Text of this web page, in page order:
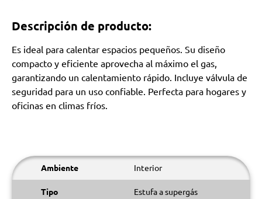
Descripción de producto:
Es ideal para calentar espacios pequeños. Su diseño
compacto y eficiente aprovecha al máximo el gas,
garantizando un calentamiento rápido. Incluye válvula de
seguridad para un uso confiable. Perfecta para hogares y
oficinas en climas fríos.
Ambiente Interior
Tipo Estufa a supergás